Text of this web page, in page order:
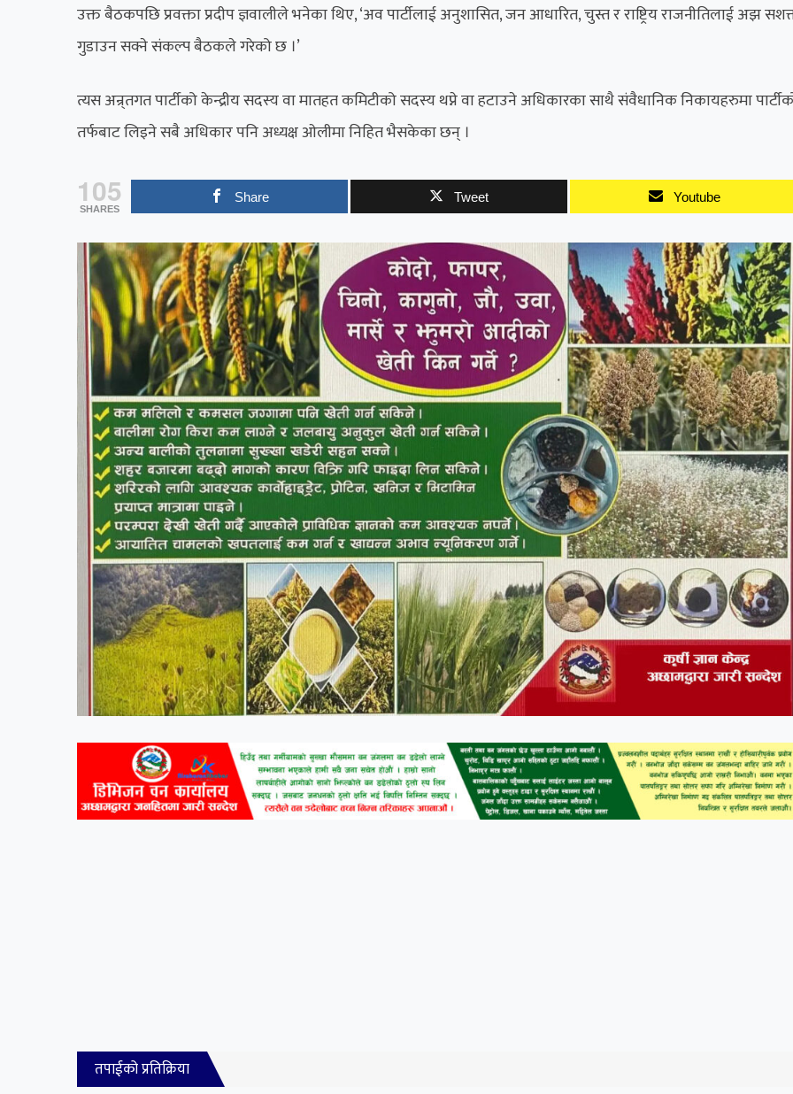
उक्त बैठकपछि प्रवक्ता प्रदीप ज्ञवालीले भनेका थिए, ‘अव पार्टीलाई अनुशासित, जन आधारित, चुस्त र राष्ट्रिय राजनीतिलाई अझ
गुडाउन सक्ने संकल्प बैठकले गरेको छ ।’
त्यस अन्र्तगत पार्टीको केन्द्रीय सदस्य वा मातहत कमिटीको सदस्य थप्ने वा हटाउने अधिकारका साथै संवैधानिक निकायहरुमा
तर्फबाट लिइने सबै अधिकार पनि अध्यक्ष ओलीमा निहित भैसकेका छन् ।
105
SHARES
Share Tweet Youtube
तपाईको प्रतिक्रिया